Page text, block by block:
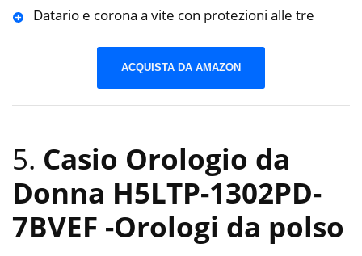
Datario e corona a vite con protezioni alle tre
ACQUISTA DA AMAZON
5. Casio Orologio da
Donna H5LTP-1302PD-
7BVEF -Orologi da polso